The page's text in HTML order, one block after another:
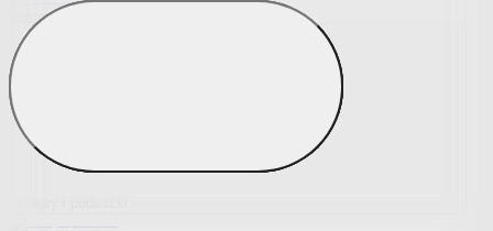
Materace nawierzchniowe